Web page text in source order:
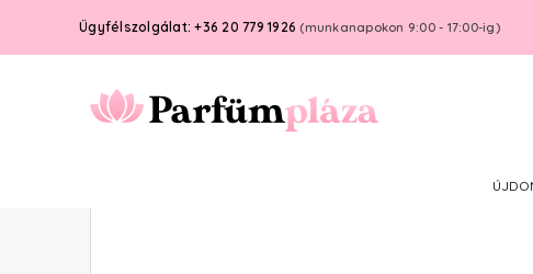
Ügyfélszolgálat: +36 20 779 1926 (munkanapokon 9:00 - 17:00-ig)